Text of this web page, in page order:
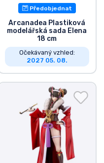
Předobjednat
Arcanadea Plastiková
modelářská sada Elena
18 cm
Očekávaný vzhled:
2027 05. 08.